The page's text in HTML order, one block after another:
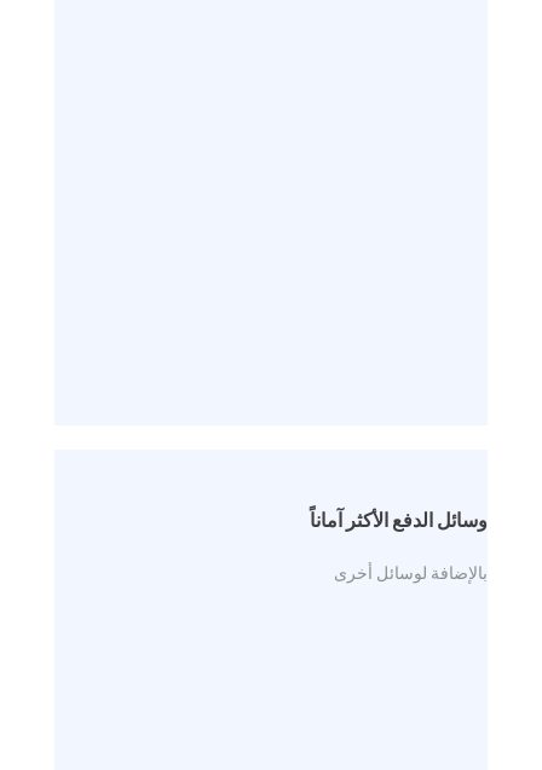
وسائل الدفع الأكثر آماناً
بالإضافة لوسائل أخرى